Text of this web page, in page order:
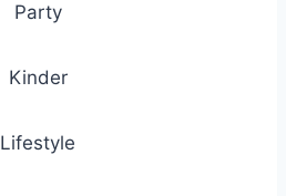
Party
Kinder
Lifestyle